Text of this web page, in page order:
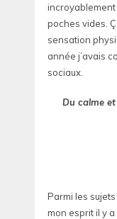
poches vides.
sensation
année j’avais
sociaux.
Du calme
Parmi les
mon esprit il y